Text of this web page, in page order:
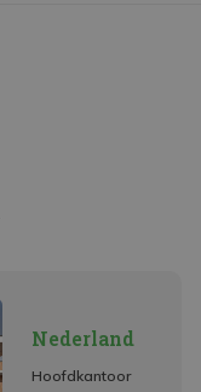
Nederland
Hoofdkantoor